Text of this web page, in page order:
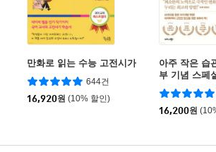
만화로 읽는 수능 고전시가
644건
16,920원 (10% 할인)
아주 작은 습
부 기념 스페
16,200원